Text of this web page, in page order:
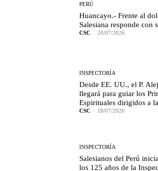
PERÚ
Huancayo.- Frente al
Salesiana responde con
CSC - 20/07/2026
INSPECTORÍA
Desde EE. UU., el P.
llegará para guiar los
Espirituales dirigidos a
CSC - 18/07/2026
INSPECTORÍA
Salesianos del Perú
los 125 años de la